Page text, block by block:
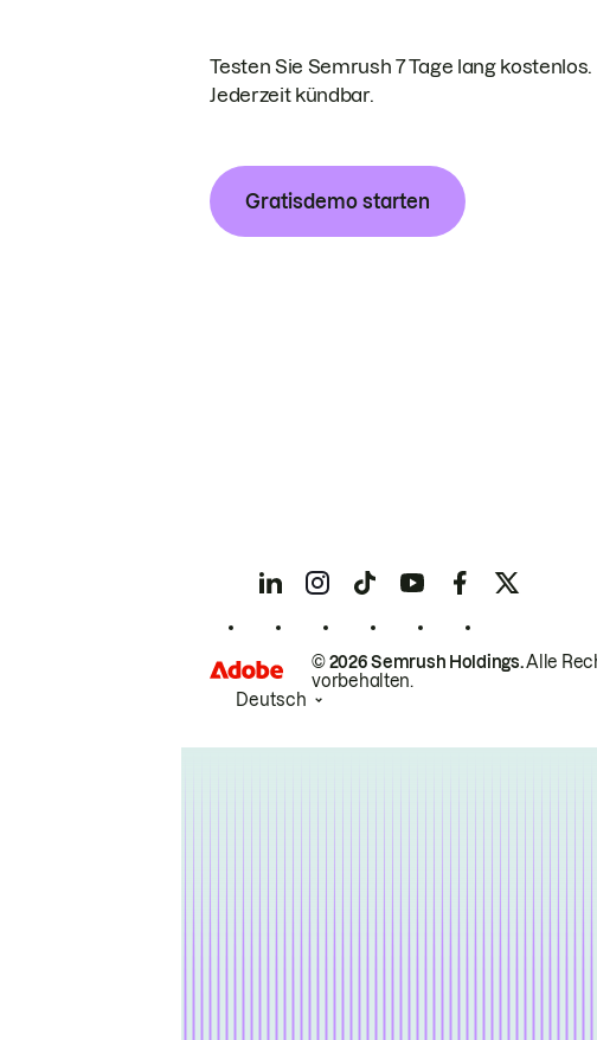
Testen Sie Semrush 7 Tage lang kostenlos.
Jederzeit kündbar.
Gratisdemo starten
© 2026 Semrush Holdings.Alle
vorbehalten.
Deutsch